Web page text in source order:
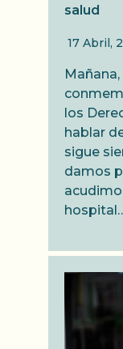
salud
17 Abril,
los
hablar
sigue
damos